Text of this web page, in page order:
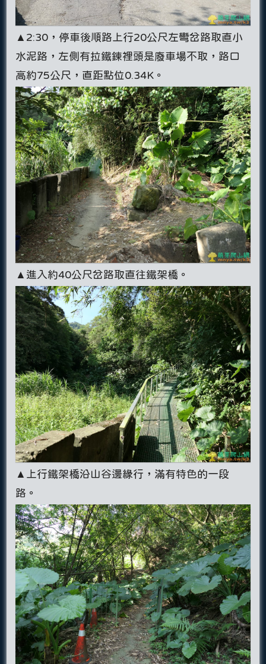
▲2:30，停車後順路上行20公尺左彎岔路取直小
水泥路，左側有拉鐵鍊裡頭是廢車場不取，路口
高約75公尺，直距點位0.34K。
▲進入約40公尺岔路取直往鐵架橋。
▲上行鐵架橋沿山谷邊緣行，滿有特色的一段
路。